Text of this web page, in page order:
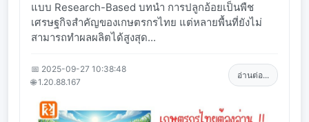
แบบ Research-Based บทนำ การปลูกอ้อยเป็นพืช
เศรษฐกิจสำคัญของเกษตรกรไทย แต่หลายพื้นที่ยังไม่
สามารถทำผลผลิตได้สูงสุด...
📅 2025-09-27 10:38:48
🌐 1.20.88.167
อ่านต่อ...